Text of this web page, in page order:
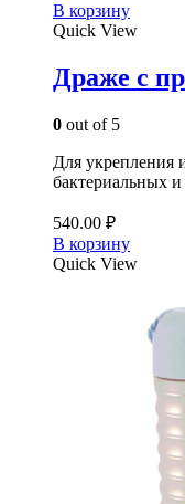
В корзину
Quick View
Драже с
0 out of 5
Для укрепления
бактериальных
540.00 ₽
В корзину
Quick View